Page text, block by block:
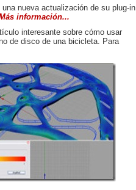
nueva actualización de su plug-in
información...
interesante sobre cómo usar
de disco de una bicicleta. Para